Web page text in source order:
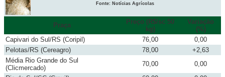
Fonte: Notícias Agrícolas
Praça
Preço (R$/sc 50
kg)
Variação
(%)
Capivari do Sul/RS (Coripil)
76,00
0,00
Pelotas/RS (Cereagro)
78,00
+2,63
Média Rio Grande do Sul
(Clicmercado)
70,00
0,00